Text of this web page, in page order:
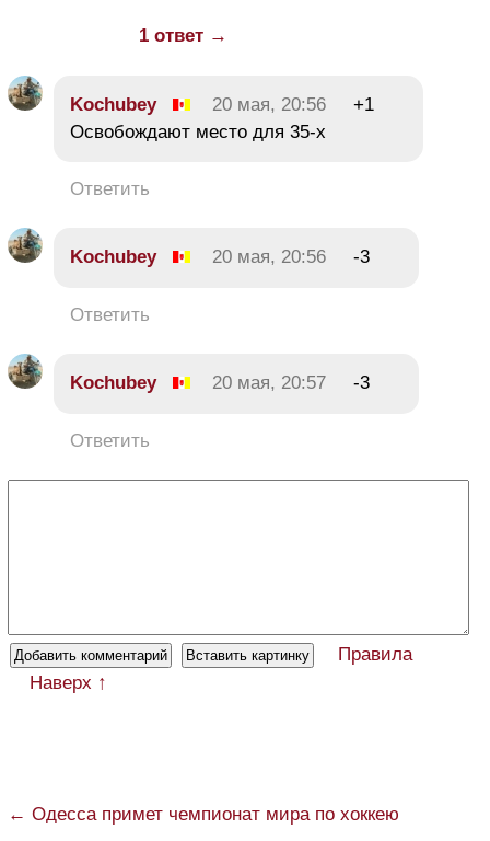
1 ответ →
Kochubey 20 мая, 20:56
+1
Освобождают место для 35-х
Ответить
Kochubey 20 мая, 20:56 -3
Ответить
Kochubey 20 мая, 20:57 -3
Ответить
Правила
Наверх ↑
← Одесса примет чемпионат мира по хоккею